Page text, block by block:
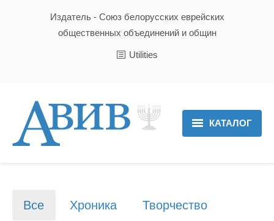
Издатель - Союз белорусских еврейских
общественных объединений и общин
Utilities
КАТАЛОГ
Культура и Традиции
Все Хроника Творчество